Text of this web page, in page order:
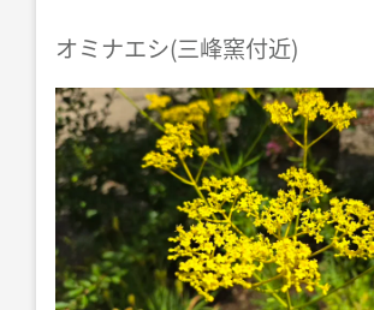
オミナエシ(三峰窯付近)